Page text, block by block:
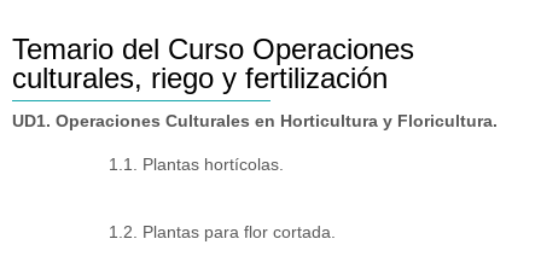
Temario del Curso Operaciones
culturales, riego y fertilización
UD1. Operaciones Culturales en Horticultura y Floricultura.
1.1. Plantas hortícolas.
1.2. Plantas para flor cortada.